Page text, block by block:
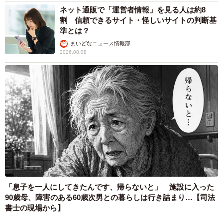
ネット通販で「運営者情報」を見る人は約8
割 信頼できるサイト・怪しいサイトの判断基
準とは？
まいどなニュース情報部
2026.08.08
「息子を一人にしてきたんです、帰らないと」 施設に入った
90歳母、障害のある60歳次男との暮らしは行き詰まり…【司法
書士の現場から】